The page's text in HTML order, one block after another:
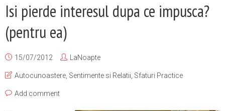
Isi pierde interesul dupa ce impusca?
(pentru ea)
15/07/2012 LaNoapte
Autocunoastere Sentimente si Relatii Sfaturi Practice
Add comment